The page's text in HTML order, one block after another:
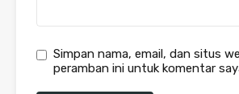
Simpan nama, email, dan situs
peramban ini untuk komentar